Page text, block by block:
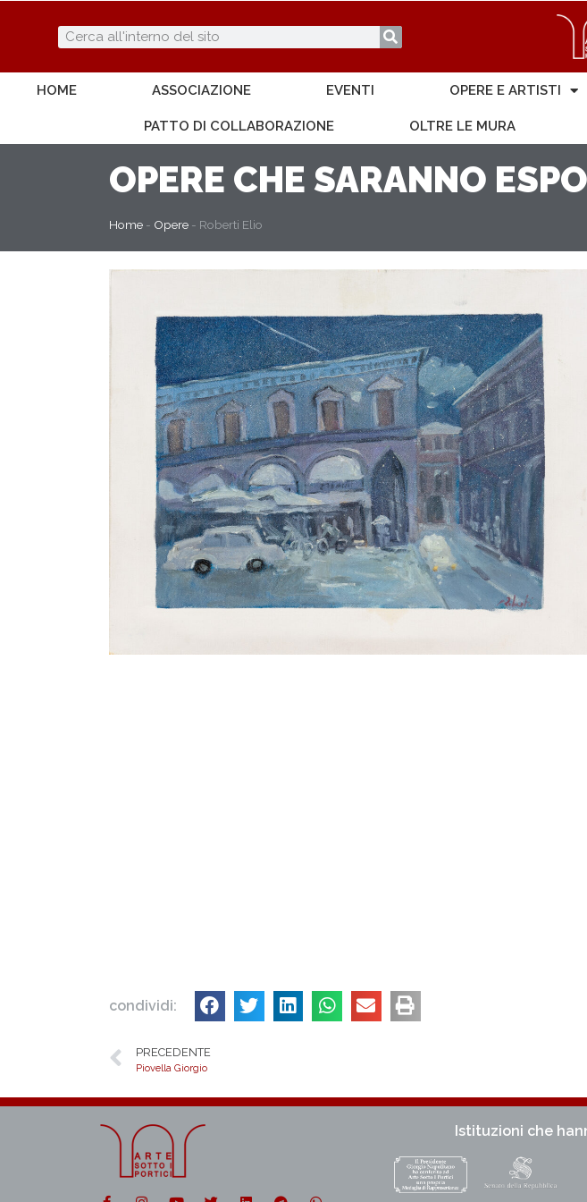
HOME ASSOCIAZIONE EVENTI OPERE E ARTISTI
PATTO DI COLLABORAZIONE OLTRE LE MURA
OPERE CHE SARANNO
Home - Opere - Roberti Elio
condividi:
PRECEDENTE
Piovella Giorgio
Istituzioni che